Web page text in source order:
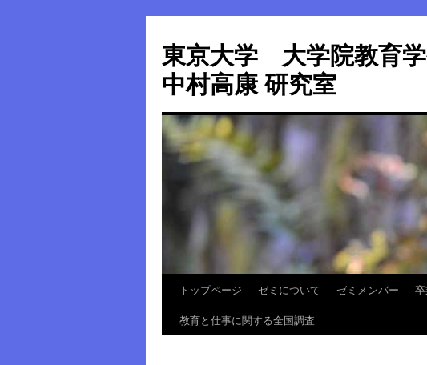
東京大学 大学院教
中村高康 研究室
トップページ ゼミについて ゼミメンバー
教育と仕事に関する全国調査